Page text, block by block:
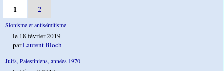
1 2
Sionisme et antisémitisme
le 18 février 2019
parLaurent Bloch
Juifs, Palestiniens, années 1970